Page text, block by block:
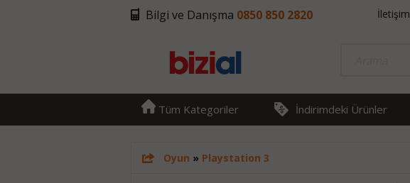
Bilgi ve Danışma 0850 850 2820 İletişim
Tüm Kategoriler İndirimdeki Ürünler
Oyun » Playstation 3